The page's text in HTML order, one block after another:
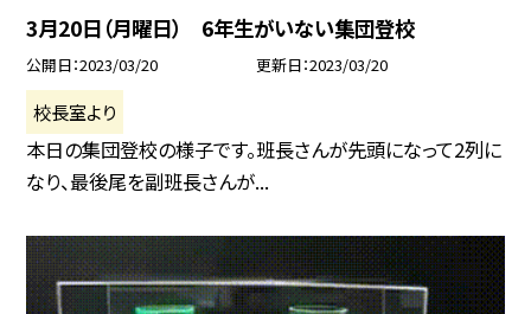
3月20日（月曜日） 6年生がいない集団登校
公開日 2023/03/20 更新日 2023/03/20
校長室より
本日の集団登校の様子です。班長さんが先頭になって2列に
なり、最後尾を副班長さんが...